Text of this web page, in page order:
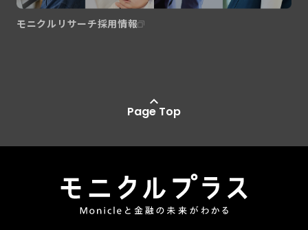
モニクルリサーチ採用情報
Page Top